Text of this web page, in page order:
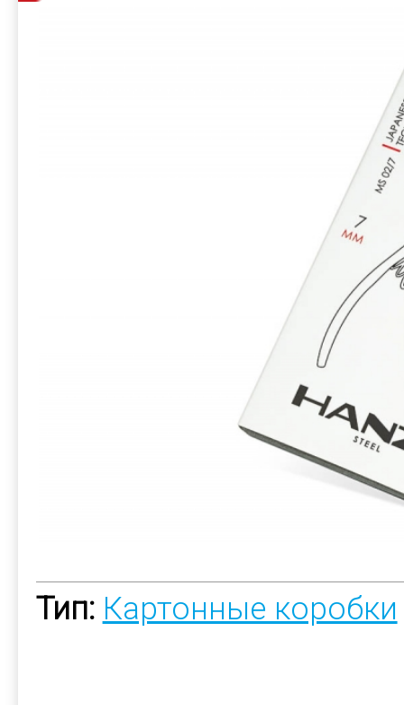
Тип: Картонные коробки